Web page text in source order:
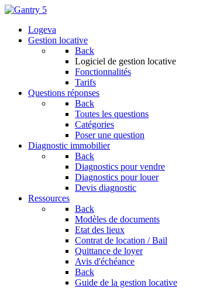
Logeva
Gestion locative
Back
Logiciel de gestion locative
Fonctionnalités
Tarifs
Questions réponses
Back
Toutes les questions
Catégories
Poser une question
Diagnostic immobilier
Back
Diagnostics pour vendre
Diagnostics pour louer
Devis diagnostic
Ressources
Back
Modèles de documents
Etat des lieux
Contrat de location / Bail
Quittance de loyer
Avis d'échéance
Back
Guide de la gestion locative